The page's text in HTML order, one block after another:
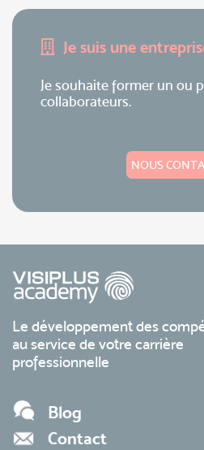
Je suis une
Je souhaite former un ou
collaborateurs.
NOUS
Le développement des
au service de votre carrière
professionnelle
Blog
Contact